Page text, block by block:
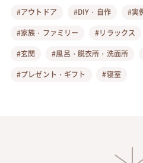
#アウトドア
#DIY・自作 #実
#家族・ファミリー
#リラックス
#玄関
#風呂・脱衣所・洗面所
#プレゼント・ギフト
#寝室